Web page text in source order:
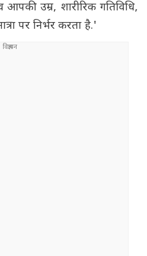
उम्र, शारीरिक गतिविधि,
पर निर्भर करता है.'